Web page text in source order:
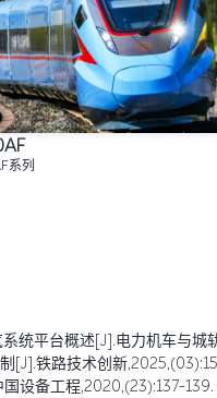
系列
统平台概述[J].电力机车与
[J].铁路技术创新
设备工程,2020,(23):137-139.